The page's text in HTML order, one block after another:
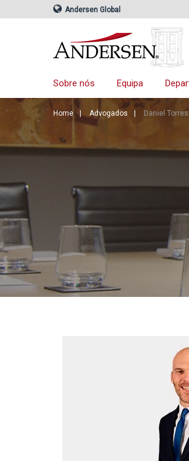
Andersen Global
Sobre nós Equipa
Home Advogados Daniel